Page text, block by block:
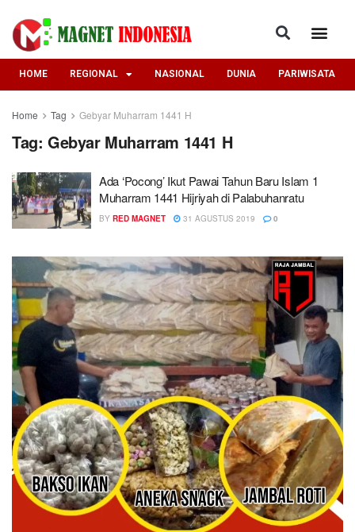
HOME REGIONAL NASIONAL DUNIA PARIWISATA
Home Tag Gebyar Muharram 1441 H
Tag: Gebyar Muharram 1441 H
Ada ‘Pocong’ Ikut Pawai Tahun Baru Islam 1
Muharram 1441 Hijriyah di Palabuhanratu
BY RED MAGNET 31 AGUSTUS 2019 0